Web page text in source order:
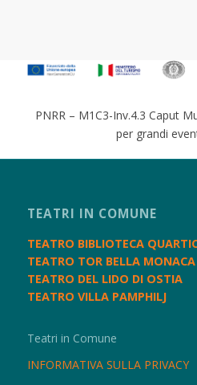
PNRR – M1C3-Inv.4.3 Caput
per grandi
TEATRI IN COMUNE
TEATRO BIBLIOTECA
TEATRO TOR BELLA MONACA
TEATRO DEL LIDO DI OSTIA
TEATRO VILLA PAMPHILJ
Teatri in Comune
INFORMATIVA SULLA PRIVACY